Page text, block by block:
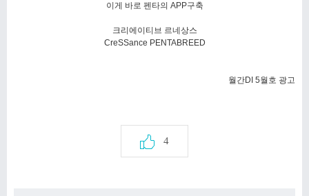
이게 바로 펜타의 APP구축
크리에이티브 르네상스
CreSSance PENTABREED
월간DI 5월호 광고
4